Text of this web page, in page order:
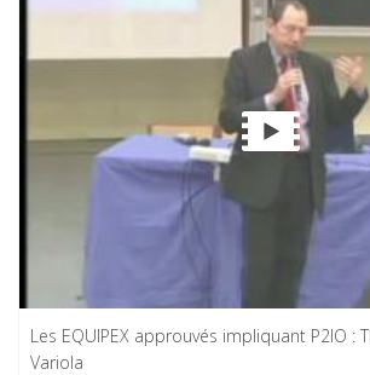
Les EQUIPEX approuvés impliquant P2IO :
Variola